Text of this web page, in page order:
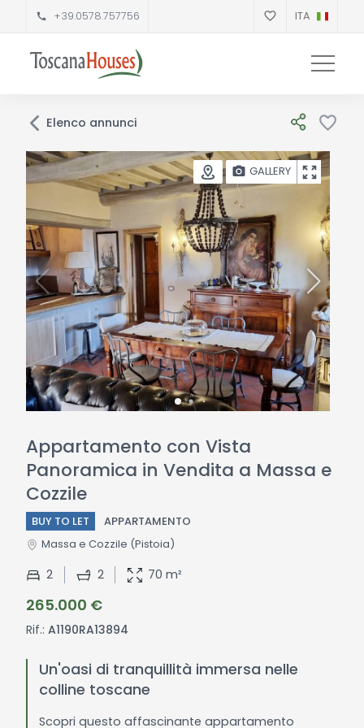
+39.0578.757756 ITA
Elenco annunci
GALLERY
Appartamento con Vista
Panoramica in Vendita a Massa e
Cozzile
Massa e Cozzile (Pistoia)
BUY TO LET APPARTAMENTO
265.000 €
Rif.: A1190RA13894
2 2 70 m²
Un'oasi di tranquillità immersa nelle
colline toscane
Scopri questo affascinante appartamento